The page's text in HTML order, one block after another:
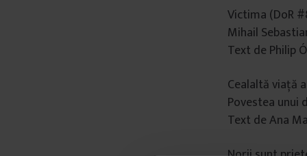
Victima (DoR
Mihail
Text de Philip
Cealaltă viață
Povestea
Text de Ana